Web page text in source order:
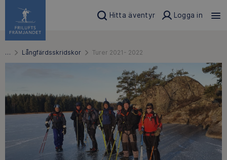
Hitta äventyr Logga in
… Långfärdsskridskor Turer 2021- 2022